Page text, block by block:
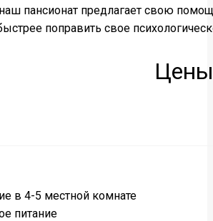
наш пансионат предлагает свою
поправить свое
в 4-5 местной комнате
питание